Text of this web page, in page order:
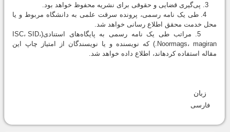
4. طی یک نامه رسمی، پرونده سرقت علمی به دانشگاه مربوط و یا
محل خدمت محقق اطلاع رسانی خواهد شد.
5. مراتب طی یک نامه رسمی به پایگاه‌های استنادی(ISC، SID،‌
Noormags، magiran.) كه نویسنده و یا نویسندگان از امتیاز چاپ این
مقاله استفاده کرده‎اند، اطلاع داده خواهد شد.
زبان
فارسی